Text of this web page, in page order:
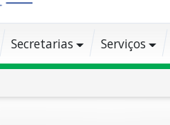
Secretarias Serviços